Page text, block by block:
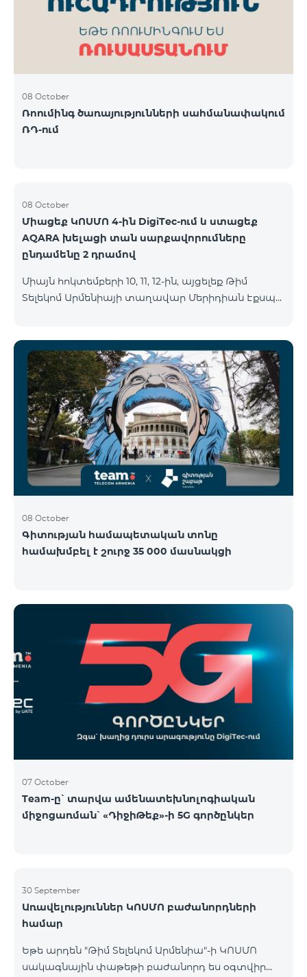
08 October
Ռոումինգ ծառայությունների սահմանափակում
ՌԴ-ում
08 October
Միացեք ԿՈՍՄՈ 4-ին DigiTec-ում և ստացեք
AQARA խելացի տան սարքավորումները
ընդամենը 2 դրամով
Միայն հոկտեմբերի 10, 11, 12-ին, այցելեք Թիմ
Տելեկոմ Արմենիայի տաղավար Մերիդիան Էքսպո
փաթեթներից որևէ մեկին 12 ամիս
բաժանորդագրությամբ և ստացեք
հնարավորություն ձեռք բերել AQARA Խելացի Տան
համակարգերը ընդամենը 2 դրամով․ AQARA
Խելացի Տեսախցիկ E1 (Smart Camera E1) AQARA
Ղեկավարման Սարք M100 (Hub M100) Միանալու
համար պարզապես պետք է անձնագրով
մոտենալ տաղավար։ Առաջարկը գործում է միայն
նոր միացող բաժանորդ
08 October
Գիտության համապետական տոնը
համախմբել է շուրջ 35 000 մասնակցի
07 October
Team-ը՝ տարվա ամենատեխնոլոգիական
միջոցառման՝ «ԴիջիԹեք»-ի 5G գործընկեր
30 September
Առավելություններ ԿՈՍՄՈ բաժանորդների
համար
Եթե արդեն "Թիմ Տելեկոմ Արմենիա"-ի ԿՈՍՄՈ
սակագնային փաթեթի բաժանորդ ես օգտվիր